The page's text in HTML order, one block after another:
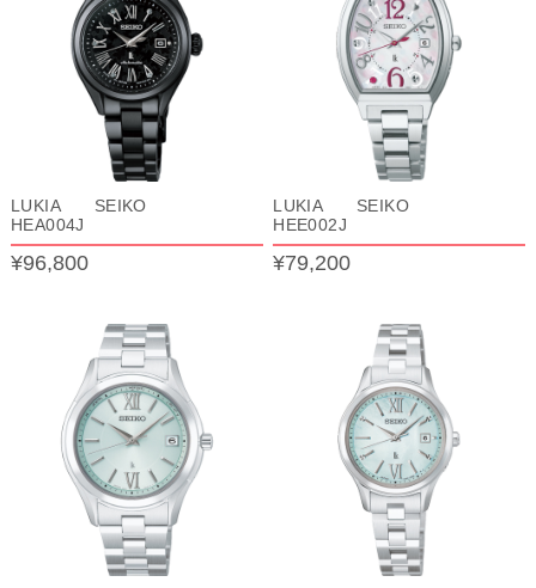
LUKIA SEIKO
HEA004J
¥96,800
LUKIA SEIKO
HEE002J
¥79,200